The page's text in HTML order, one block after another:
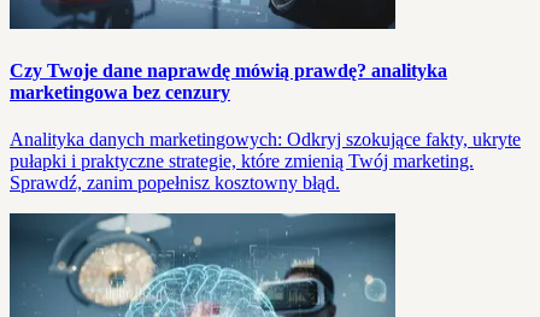
Czy Twoje dane naprawdę mówią prawdę? anali­tyka
marketingowa bez cenzury
Analityka danych marketingowych: Odkryj szokujące fakty, ukryte
pułapki i praktyczne strategie, które zmienią Twój marketing.
Sprawdź, zanim popełnisz kosztowny błąd.